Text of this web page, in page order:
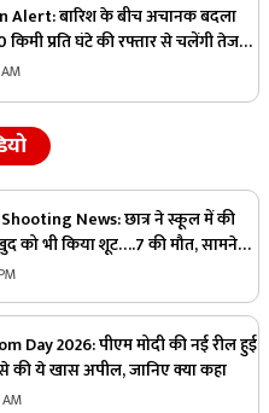
Alert: बारिश के बीच अचानक बदला
प्रति घंटे की रफ्तार से चलेंगी तेज
की चेतावनी
News: छात्र ने स्कूल में की
को भी किया शूट….7 की मौत, सामने
Day 2026: पीएम मोदी की नई रील हुई
की ये खास अपील, जानिए क्या कहा